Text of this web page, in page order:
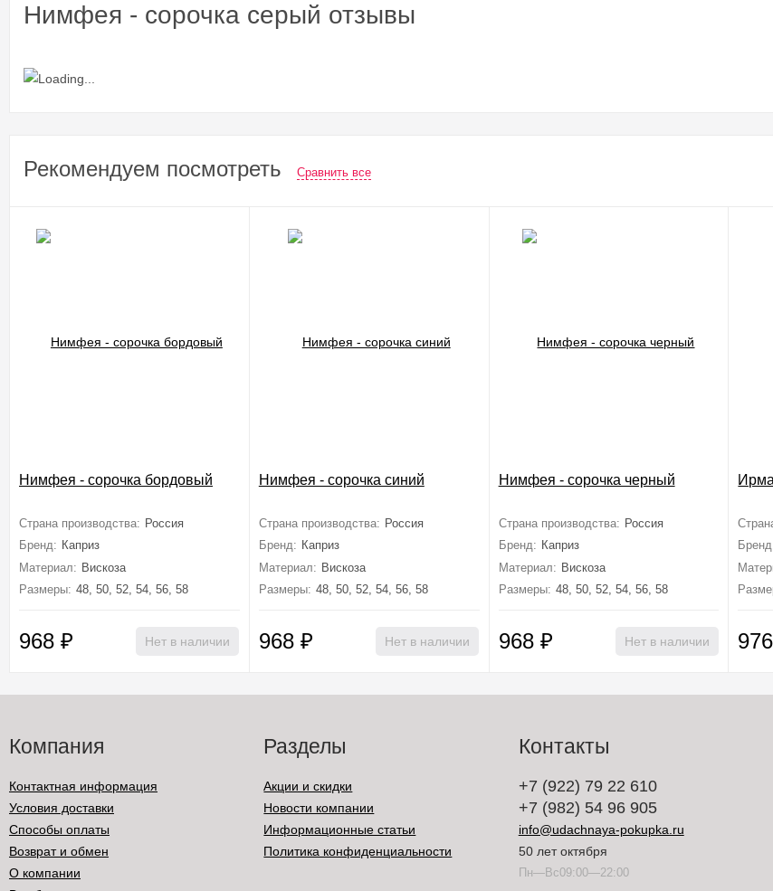
Нимфея - сорочка серый отзывы
Рекомендуем посмотреть Сравнить все
Нимфея - сорочка бордовый
Страна производства: Россия
Бренд: Каприз
Материал: Вискоза
Размеры: 48, 50, 52, 54, 56, 58
968 ₽ Нет в наличии
Нимфея - сорочка синий
Страна производства: Россия
Бренд: Каприз
Материал: Вискоза
Размеры: 48, 50, 52, 54, 56, 58
968 ₽ Нет в наличии
Нимфея - сорочка черный
Страна производства: Россия
Бренд: Каприз
Материал: Вискоза
Размеры: 48, 50, 52, 54, 56, 58
968 ₽ Нет в наличии
Компания
Контактная информация
Условия доставки
Способы оплаты
Возврат и обмен
О компании
Разделы
Акции и скидки
Новости компании
Информационные статьи
Политика конфиденциальности
Контакты
+7 (922) 79 22 610
+7 (982) 54 96 905
info@udachnaya-pokupka.ru
50 лет октября
Пн—Вс09:00—22:00